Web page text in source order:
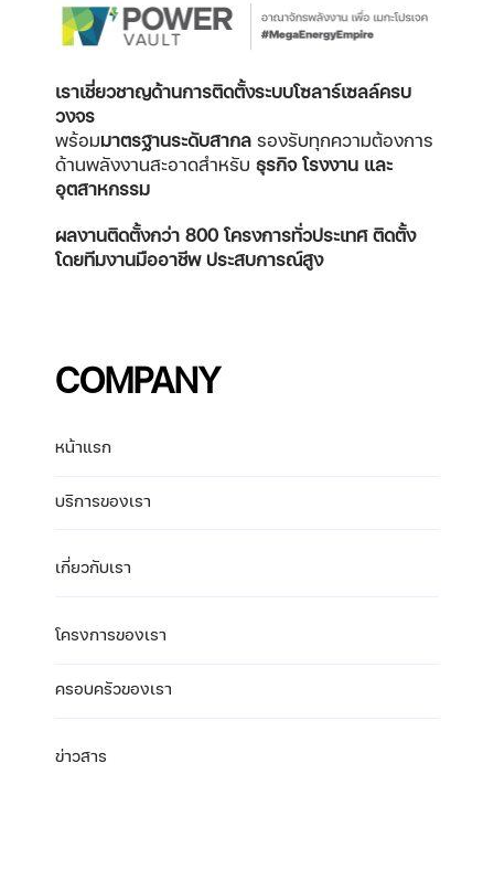
เราเชี่ยวชาญด้านการติดตั้งระบบโซลาร์เซลล์ครบ
วงจร
พร้อมมาตรฐานระดับสากล รองรับทุกความต้องการ
ด้านพลังงานสะอาดสำหรับ ธุรกิจ โรงงาน และ
อุตสาหกรรม
ผลงานติดตั้งกว่า 800 โครงการทั่วประเทศติดตั้ง
โดยทีมงานมืออาชีพ ประสบการณ์สูง
COMPANY
หน้าแรก
บริการของเรา
เกี่ยวกับเรา
โครงการของเรา
ครอบครัวของเรา
ข่าวสาร